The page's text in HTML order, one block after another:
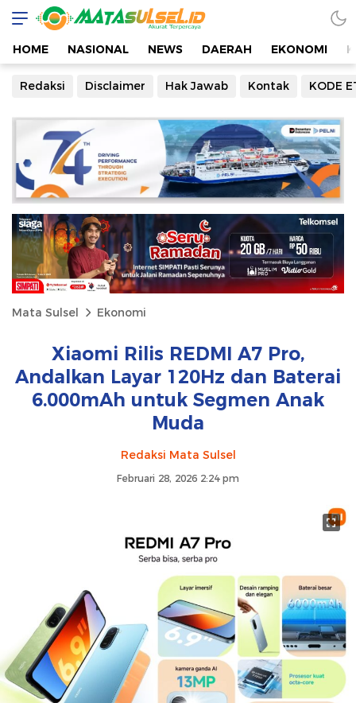
HOME NASIONAL NEWS DAERAH EKONOMI
Redaksi Disclaimer Hak Jawab Kontak KODE
Mata Sulsel Ekonomi
Xiaomi Rilis REDMI A7 Pro,
Andalkan Layar 120Hz dan Baterai
6.000mAh untuk Segmen Anak
Muda
Redaksi Mata Sulsel
Februari 28, 2026 2:24 pm